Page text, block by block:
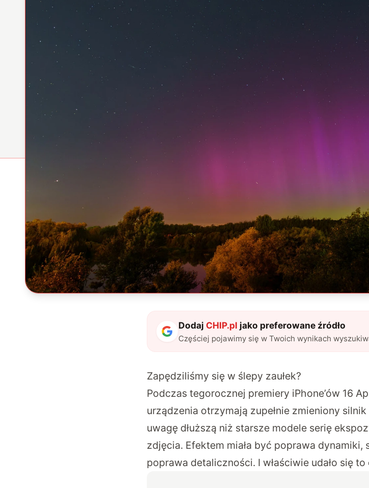
Dodaj CHIP.pl jako preferowane źródło
Częściej pojawimy się w Twoich wynikach
Zapędziliśmy się w ślepy zaułek?
Podczas tegorocznej premiery iPhone’ów 16
urządzenia otrzymają zupełnie zmieniony
uwagę dłuższą niż starsze modele serię
zdjęcia. Efektem miała być poprawa
poprawa detaliczności. I właściwie udało się